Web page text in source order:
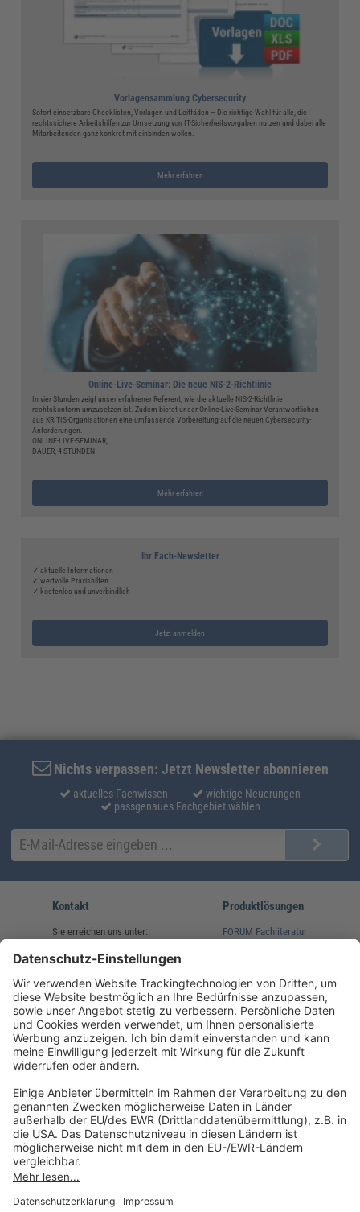
Vorlagensammlung Cybersecurity
Sofort einsetzbare Checklisten, Vorlagen und Leitfäden – Die richtige Wahl für alle, die
rechtssichere Arbeitshilfen zur Umsetzung von IT-Sicherheitsvorgaben nutzen und dabei alle
Mitarbeitenden ganz konkret mit einbinden wollen.
Mehr erfahren
Online-Live-Seminar: Die neue NIS-2-Richtlinie
In vier Stunden zeigt unser erfahrener Referent, wie die aktuelle NIS-2-Richtlinie
rechtskonform umzusetzen ist. Zudem bietet unser Online-Live-Seminar Verantwortlichen
aus KRITIS-Organisationen eine umfassende Vorbereitung auf die neuen Cybersecurity-
Anforderungen.
ONLINE-LIVE-SEMINAR,
DAUER, 4 STUNDEN
Mehr erfahren
Ihr Fach-Newsletter
✓ aktuelle Informationen
✓ wertvolle Praxishilfen
✓ kostenlos und unverbindlich
Jetzt anmelden
Nichts verpassen: Jetzt Newsletter abonnieren
aktuelles Fachwissen
wichtige Neuerungen
passgenaues Fachgebiet wählen
Kontakt
Sie erreichen uns unter:
(08233) 38 11 23
service@forum-verlag.com
Mo-Do 07:30 - 17:00 Uhr
Fr 07:30 - 15:00 Uhr
Produktlösungen
FORUM Fachliteratur
Folgen Sie uns
Impressum
Datenschutz